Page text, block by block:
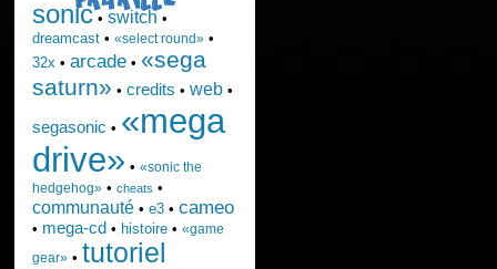
sonic• switch •
dreamcast• «select round»•
32x • arcade• «sega
saturn» • credits • web•
segasonic • «mega
drive» • «sonic the
hedgehog»• cheats •
communauté• e3• cameo
• mega-cd • histoire• «game
gear»• tutoriel